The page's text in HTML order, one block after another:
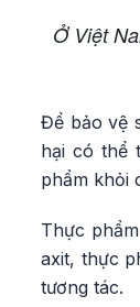
Ở Việt
Để bảo vệ
hại có thể
phẩm khỏi
Thực
axit, thực
tương tác.